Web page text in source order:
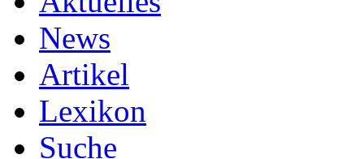
News
Artikel
Lexikon
Suche